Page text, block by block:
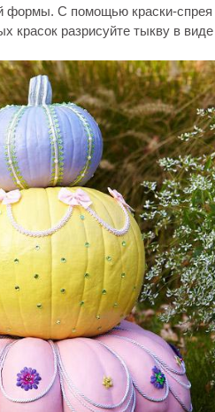
формы. С помощью краски-спрея
красок разрисуйте тыкву в виде